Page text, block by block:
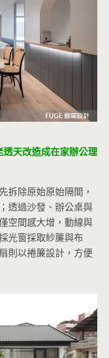
天改造成在家辦公理
拆除原始原始隔間，
透過沙發、辦公桌與
空間感大增，動線與
光窗採取紗簾與布
則以捲簾設計，方便